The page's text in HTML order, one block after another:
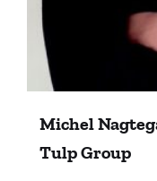
Michel
Tulp Group